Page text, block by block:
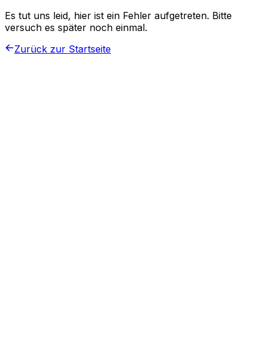
Es tut uns leid, hier ist ein Fehler aufgetreten. Bitte
versuch es später noch einmal.
Zurück zur Startseite